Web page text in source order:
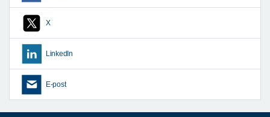
X
LinkedIn
E-post